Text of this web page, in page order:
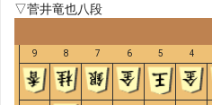
▽菅井竜也八段
9 8 7 6 5 4